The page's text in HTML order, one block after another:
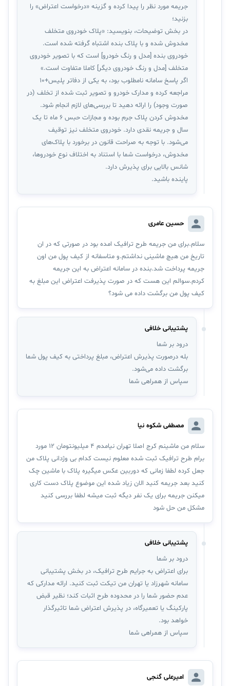
جریمه مورد نظر را پیدا کرده و گزینه «درخواست اعتراض» را
بزنید؛
در بخش توضیحات، بنویسید: «پلاک خودروی متخلف
مخدوش شده و با پلاک بنده اشتباه گرفته شده است.
خودروی بنده [مدل و رنگ خودرو] است که با تصویر خودروی
متخلف [مدل و رنگ خودروی دیگر] کاملا متفاوت است.»
اگر پاسخ سامانه نامطلوب بود، به یکی از دفاتر پلیس+۱۰
مراجعه کرده و مدارک خودرو و تصویر ثبت شده از تخلف (در
صورت وجود) را ارائه دهید تا بررسی‌های لازم انجام شود.
مخدوش کردن پلاک جرم بوده و مجازات حبس ۶ ماه تا یک
سال و جریمه نقدی دارد. خودروی متخلف نیز توقیف
می‌شود. با توجه به صراحت قانون در برخورد با پلاک‌های
مخدوش، درخواست شما با استناد به اختلاف نوع خودروها،
شانس بالایی برای پذیرش دارد.
پاینده باشید.
حسین عامری
سلام.برای من جریمه طرح ترافیک امده بود در صورتی که در ان
تاریخ من هیچ ماشینی نداشتم.و متاسفانه از کیف پول من اون
جریمه پرداخت شد.بنده در سامانه اعتراض به این جریمه
کردم.سوالم این هست که در صورت پذیرفت اعتراض این مبلغ به
کیف پول من برگشت داده می شود؟
پشتیبانی خلافی
درود بر شما
بله درصورت پذیرش اعتراض،‌ مبلغ پرداختی به کیف پول شما
برگشت داده می‌شود.
سپاس از همراهی شما
مصطفی شکوه نیا
سلام من ماشینم کرج اصلا تهران نیامدم 4 میلیونتومان 12 مورد
برام طرح ترافیک ثبت شده معلوم نیست کدام بی وژدانی پلاک من
جعل کرده لطفا زمانی که دوربین عکس میگیره پلاک با ماشین چک
کنید بعد جریمه کنید الان زیاد شده این موضوع پلاک دست کاری
میکنن جریمه برای یک نفر دیگه ثبت میشه لطفا بررسی کنید
مشکل من حل شود
پشتیبانی خلافی
درود بر شما
برای اعتراض به جرایم طرح ترافیک، در بخش پشتیبانی
سامانه شهرزاد یا تهران من تیکت ثبت کنید. ارائه مدارکی که
عدم حضور شما را در محدوده طرح اثبات کند؛ نظیر قبض
پارکینگ یا تعمیرگاه، در پذیرش اعتراض شما تاثیرگذار
خواهد بود.
سپاس از همراهی شما
امیرعلی گنجی